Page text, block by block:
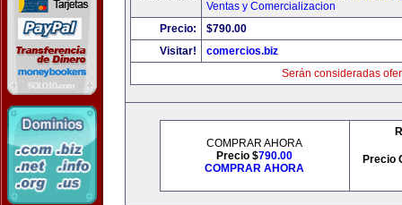
Ventas y Comercializacion
Precio:
$790.00
Visitar!
comercios.biz
Serán consideradas
COMPRAR AHORA
Precio $790.00
COMPRAR AHORA
Precio